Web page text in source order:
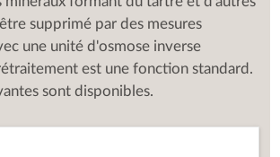
supprimé par des mesures
une unité d'osmose inverse
est une fonction standard.
sont disponibles.